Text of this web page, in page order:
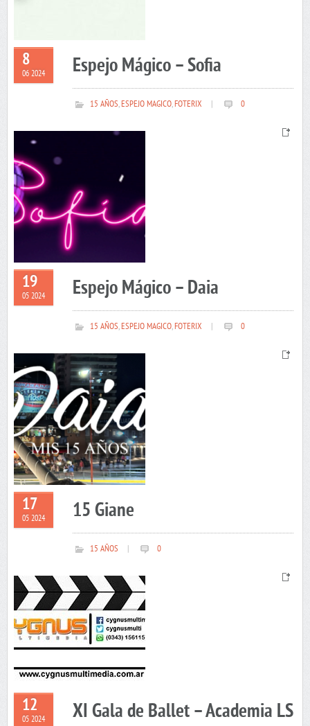
8
06 2024 Espejo Mágico – Sofia
15 AÑOS,ESPEJO MAGICO,FOTERIX 0
19
05 2024 Espejo Mágico – Daia
15 AÑOS,ESPEJO MAGICO,FOTERIX 0
17
05 2024 15 Giane
15 AÑOS 0
12
05 2024 XI Gala de Ballet – Academia LS